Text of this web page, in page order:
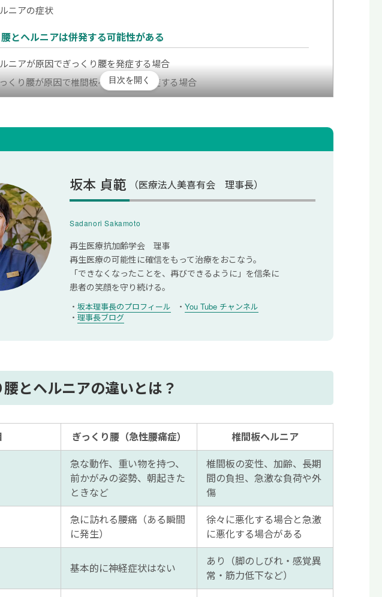
ニアの症状
とヘルニアは併発する可能性がある
ニアが原因でぎっくり腰を発症する場合
くり腰が原因で椎間板ヘルニアを発症する場合
販の鎮痛剤や鎮静成分を含む湿布を使用する
分程度の患部の冷却
療機関の受診
になったときの対処法
物療法
学療法
椎間板内酵素注入療法
目次を開く
坂本 貞範 （医療法人美喜有会 理事長）
Sadanori Sakamoto
再生医療抗加齢学会 理事
再生医療の可能性に確信をもって治療をおこなう。
「できなくなったことを、再びできるように」を信条に
患者の笑顔を守り続ける。
坂本理事長のプロフィール
You Tube チャンネル
理事長ブログ
とヘルニアの違いとは？
ぎっくり腰（急性腰痛症） 椎間板ヘルニア
急な動作、重い物を持つ、
前かがみの姿勢、朝起きた
ときなど
椎間板の変性、加齢、長期
間の負担、急激な負荷や外
傷
急に訪れる腰痛（ある瞬間
に発生）
徐々に悪化する場合と急激
に悪化する場合がある
基本的に神経症状はない
あり（脚のしびれ・感覚異
常・筋力低下など）